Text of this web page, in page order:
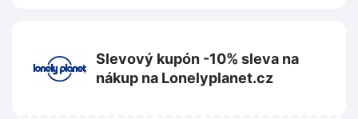
Slevový kupón -10% sleva na
nákup na Lonelyplanet.cz